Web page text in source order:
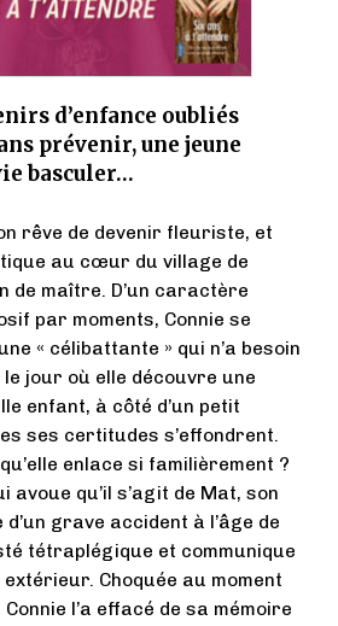
d’enfance oubliés
prévenir, une jeune
basculer…
rêve de devenir fleuriste, et
au cœur du village de
de maître. D’un caractère
par moments, Connie se
« célibattante » qui n’a besoin
jour où elle découvre une
enfant, à côté d’un petit
ses certitudes s’effondrent.
enlace si familièrement ?
avoue qu’il s’agit de Mat, son
grave accident à l’âge de
tétraplégique et communique
extérieur. Choquée au moment
l’a effacé de sa mémoire